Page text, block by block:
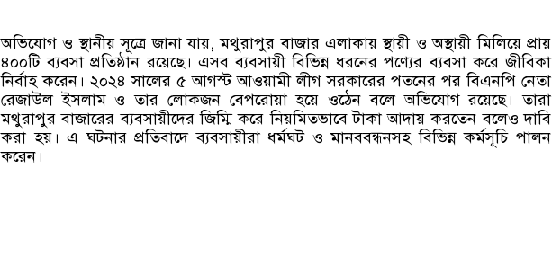
অভিযোগ ও স্থানীয় সূত্রে জানা যায়, মথুরাপুর বাজার এলাকায় স্থায়ী ও অস্থায়ী মিলিয়ে প্রায়
৪০০টি ব্যবসা প্রতিষ্ঠান রয়েছে। এসব ব্যবসায়ী বিভিন্ন ধরনের পণ্যের ব্যবসা করে জীবিকা
নির্বাহ করেন। ২০২৪ সালের ৫ আগস্ট আওয়ামী লীগ সরকারের পতনের পর বিএনপি নেতা
রেজাউল ইসলাম ও তার লোকজন বেপরোয়া হয়ে ওঠেন বলে অভিযোগ রয়েছে। তারা
মথুরাপুর বাজারের ব্যবসায়ীদের জিম্মি করে নিয়মিতভাবে টাকা আদায় করতেন বলেও দাবি
করা হয়। এ ঘটনার প্রতিবাদে ব্যবসায়ীরা ধর্মঘট ও মানববন্ধনসহ বিভিন্ন কর্মসূচি পালন
করেন।